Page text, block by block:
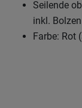
Seilende
inkl.
Farbe: Rot